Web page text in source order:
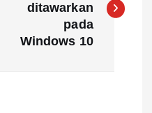
ditawarkan
pada
Windows 10